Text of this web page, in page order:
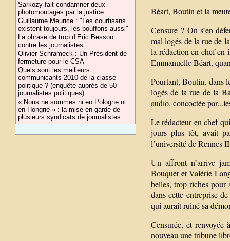
Sarkozy fait condamner deux
photomontages par la justice
Guillaume Meurice : "Les courtisans
existent toujours, les bouffons aussi"
La phrase de trop d’Eric Besson
contre les journalistes
Olivier Schrameck : Un Président de
fermeture pour le CSA
Quels sont les meilleurs
communicants 2010 de la classe
politique ? (enquête auprès de 50
journalistes politiques)
« Nous ne sommes ni en Pologne ni
en Hongrie » : la mise en garde de
plusieurs syndicats de journalistes
Béart, Boutin et la
Censure ? On s’en
mal logés de la rue de
la rédaction en chef en
Emmanuelle Béart,
Pourtant, Boutin, dans
logés de la rue de la
audio, concoctée
Le rédacteur en chef
jours plus tôt, avait
l’université de Rennes
Un affront n’arrive
Bouquet et Valérie
belles, trop riches pour
dans cette entreprise
qui aurait ruiné sa
Censurée, et renvoyée
nouveau une tribune